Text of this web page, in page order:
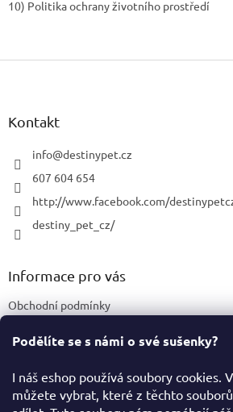
Podělíte se s námi o své sušenky?
I náš eshop používá soubory cookies.
můžete vybrat, které z těchto
10) Politika ochrany životního prostředí
Kontakt
info@destinypet.cz
607 604 654
http://www.facebook.com/
destiny_pet_cz/
Informace pro vás
Obchodní podmínky
Certifikace a označení produktů
Facebook